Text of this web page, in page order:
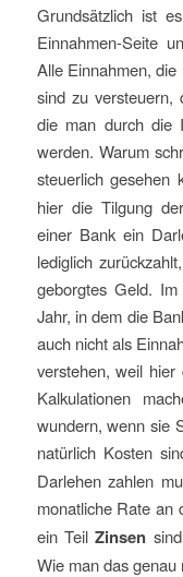
Grundsätzlich ist
Einnahmen-Seite
Alle Einnahmen,
sind zu versteuern,
die man durch die
werden. Warum
steuerlich gesehen
hier die Tilgung
einer Bank ein
lediglich
geborgtes Geld.
Jahr, in dem die
auch nicht als
verstehen, weil
Kalkulationen
wundern, wenn sie
natürlich Kosten
Darlehen zahlen
monatliche Rate an
ein TeilZinsen
Wie man das genau